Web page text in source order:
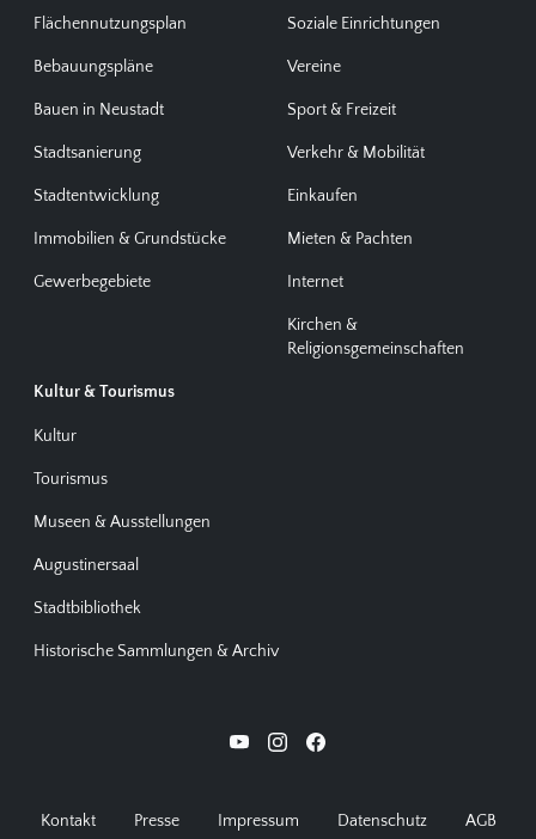
Flächennutzungsplan
Bebauungspläne
Bauen in Neustadt
Stadtsanierung
Stadtentwicklung
Immobilien & Grundstücke
Gewerbegebiete
Soziale Einrichtungen
Vereine
Sport & Freizeit
Verkehr & Mobilität
Einkaufen
Mieten & Pachten
Internet
Kirchen &
Religionsgemeinschaften
Kultur & Tourismus
Kultur
Tourismus
Museen & Ausstellungen
Augustinersaal
Stadtbibliothek
Historische Sammlungen & Archiv
Kontakt Presse Impressum Datenschutz AGB